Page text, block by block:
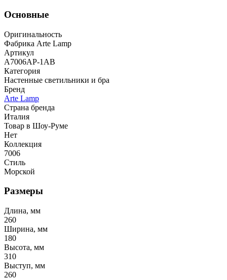
Основные
Оригинальность
Фабрика Arte Lamp
Артикул
A7006AP-1AB
Категория
Настенные светильники и бра
Бренд
Arte Lamp
Страна бренда
Италия
Товар в Шоу-Руме
Нет
Коллекция
7006
Стиль
Морской
Размеры
Длина, мм
260
Ширина, мм
180
Высота, мм
310
Выступ, мм
260